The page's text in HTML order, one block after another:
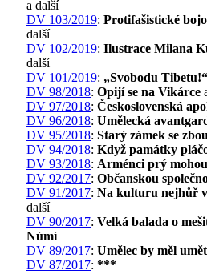
a další
DV 103/2019: Protifašistické
další
DV 102/2019: Ilustrace Milana
další
DV 101/2019: „Svobodu
DV 98/2018: Opijí se na Vikárce
DV 97/2018: Československá
DV 96/2018: Umělecká
DV 95/2018: Starý zámek se
DV 94/2018: Když památky
DV 93/2018: Arménci prý mohou
DV 92/2017: Občanskou
DV 91/2017: Na kulturu nejhůř
další
DV 90/2017: Velká balada o
Númí
DV 89/2017: Umělec by měl
DV 87/2017: ***